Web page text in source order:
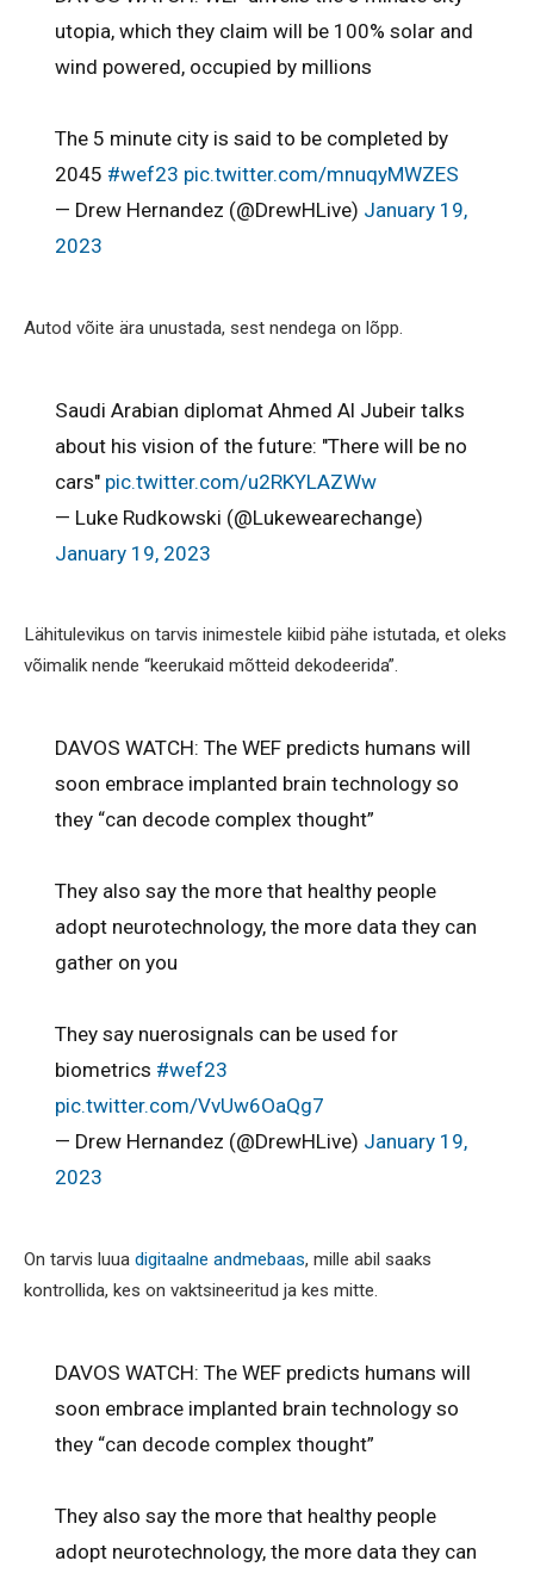
utopia, which they claim will be 100% solar and
wind powered, occupied by millions
The 5 minute city is said to be completed by
2045 #wef23 pic.twitter.com/mnuqyMWZES
— Drew Hernandez (@DrewHLive) January 19,
2023
Autod võite ära unustada, sest nendega on lõpp.
Saudi Arabian diplomat Ahmed Al Jubeir talks
about his vision of the future: "There will be no
cars" pic.twitter.com/u2RKYLAZWw
— Luke Rudkowski (@Lukewearechange)
January 19, 2023
Lähitulevikus on tarvis inimestele kiibid pähe istutada, et oleks
võimalik nende “keerukaid mõtteid dekodeerida”.
DAVOS WATCH: The WEF predicts humans will
soon embrace implanted brain technology so
they “can decode complex thought”
They also say the more that healthy people
adopt neurotechnology, the more data they can
gather on you
They say nuerosignals can be used for
biometrics #wef23
pic.twitter.com/VvUw6OaQg7
— Drew Hernandez (@DrewHLive) January 19,
2023
On tarvis luua digitaalne andmebaas, mille abil saaks
kontrollida, kes on vaktsineeritud ja kes mitte.
DAVOS WATCH: The WEF predicts humans will
soon embrace implanted brain technology so
they “can decode complex thought”
They also say the more that healthy people
adopt neurotechnology, the more data they can